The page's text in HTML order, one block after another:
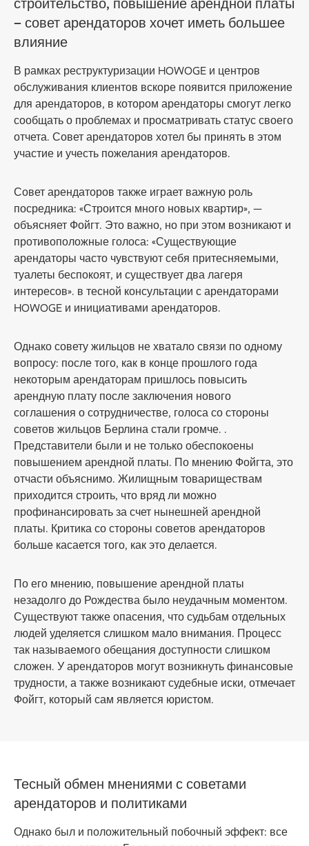
строительство, повышение арендной платы
– совет арендаторов хочет иметь большее
влияние
В рамках реструктуризации HOWOGE и центров
обслуживания клиентов вскоре появится приложение
для арендаторов, в котором арендаторы смогут легко
сообщать о проблемах и просматривать статус своего
отчета. Совет арендаторов хотел бы принять в этом
участие и учесть пожелания арендаторов.
Совет арендаторов также играет важную роль
посредника: «Строится много новых квартир», —
объясняет Фойгт. Это важно, но при этом возникают и
противоположные голоса: «Существующие
арендаторы часто чувствуют себя притесняемыми,
туалеты беспокоят, и существует два лагеря
интересов». в тесной консультации с арендаторами
HOWOGE и инициативами арендаторов.
Однако совету жильцов не хватало связи по одному
вопросу: после того, как в конце прошлого года
некоторым арендаторам пришлось повысить
арендную плату после заключения нового
соглашения о сотрудничестве, голоса со стороны
советов жильцов Берлина стали громче. .
Представители были и не только обеспокоены
повышением арендной платы. По мнению Фойгта, это
отчасти объяснимо. Жилищным товариществам
приходится строить, что вряд ли можно
профинансировать за счет нынешней арендной
платы. Критика со стороны советов арендаторов
больше касается того, как это делается.
По его мнению, повышение арендной платы
незадолго до Рождества было неудачным моментом.
Существуют также опасения, что судьбам отдельных
людей уделяется слишком мало внимания. Процесс
так называемого обещания доступности слишком
сложен. У арендаторов могут возникнуть финансовые
трудности, а также возникают судебные иски, отмечает
Фойгт, который сам является юристом.
Тесный обмен мнениями с советами
арендаторов и политиками
Однако был и положительный побочный эффект: все